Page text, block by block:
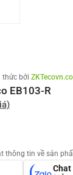
thức bởi
EB103-R
thông tin về sản
Chat